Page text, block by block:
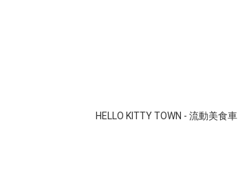
HELLO KITTY TOWN - 流動美食車